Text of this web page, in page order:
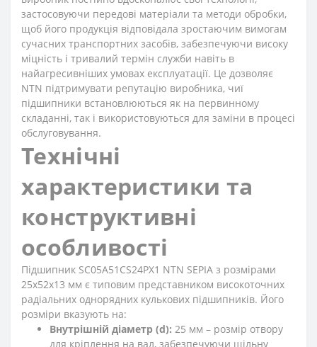
застосовуючи передові матеріали та методи обробки,
щоб його продукція відповідала зростаючим вимогам
сучасних транспортних засобів, забезпечуючи високу
міцність і тривалий термін служби навіть в
найагресивніших умовах експлуатації. Це дозволяє
NTN підтримувати репутацію виробника, чиї
підшипники встановлюються як на первинному
складанні, так і використовуються для заміни в процесі
обслуговування.
Технічні
характеристики та
конструктивні
особливості
Підшипник SC05A51CS24PX1 NTN SEPIA з розмірами
25x52x13 мм є типовим представником високоточних
радіальних однорядних кулькових підшипників. Його
розміри вказують на:
Внутрішній діаметр (d): 25 мм – розмір отвору
для кріплення на вал, забезпечуючи щільну